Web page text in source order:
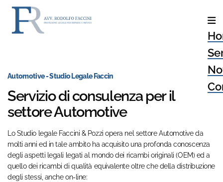
Automotive - Studio Legale Faccin
Servizio di consulenza per il
settore Automotive
Lo Studio legale Faccini & Pozzi opera nel settore Automotive da
molti anni ed in tale ambito ha acquisito una profonda conoscenza
degli aspetti legali legati al mondo dei ricambi originali (OEM) ed a
quello dei ricambi di qualità equivalente oltre che della distribuzione
degli stessi, anche on-line: